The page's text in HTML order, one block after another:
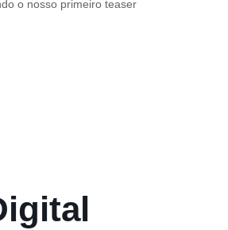
o nosso primeiro teaser